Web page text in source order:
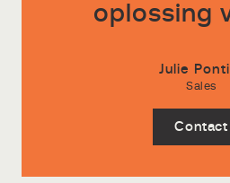
oplossing
Julie
Sales
Contact